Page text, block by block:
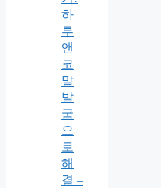
하
루
앤
코
말
발
굽
으
로
해
결 –